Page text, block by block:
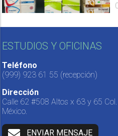
ESTUDIOS Y OFICINAS
Teléfono
(999) 923 61 55 (recepción)
Dirección
Calle 62 #508 Altos x 63 y 65
México.
ENVIAR MENSAJE